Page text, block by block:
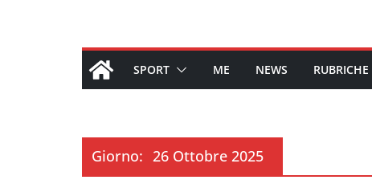
SPORT ME NEWS RUBRICHE
Giorno: 26 Ottobre 2025